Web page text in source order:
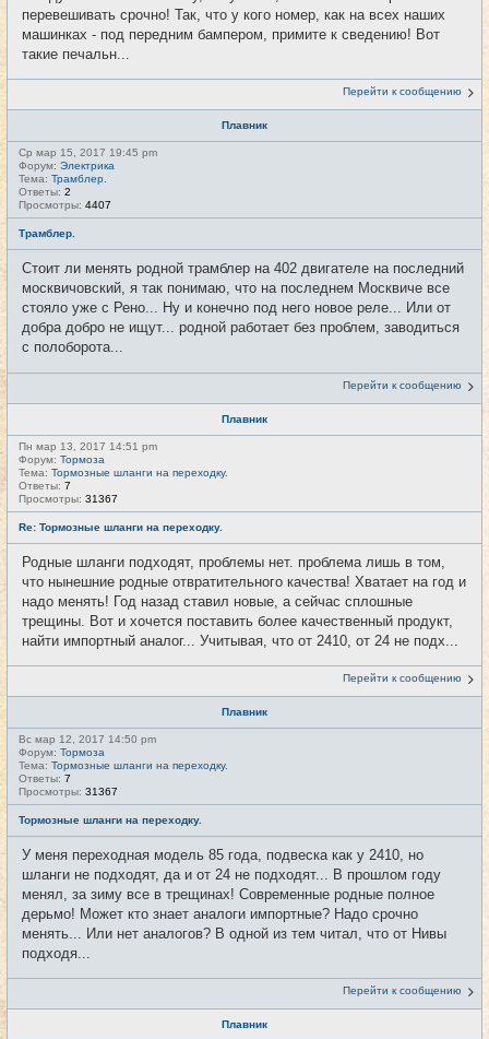
перевешивать срочно! Так, что у кого номер, как на всех наших
машинках - под передним бампером, примите к сведению! Вот
такие печальн...
Перейти к сообщению
Плавник
Ср мар 15, 2017 19:45 pm
Форум: Электрика
Тема: Трамблер.
Ответы: 2
Просмотры: 4407
Трамблер.
Стоит ли менять родной трамблер на 402 двигателе на последний
москвичовский, я так понимаю, что на последнем Москвиче все
стояло уже с Рено... Ну и конечно под него новое реле... Или от
добра добро не ищут... родной работает без проблем, заводиться
с полоборота...
Перейти к сообщению
Плавник
Пн мар 13, 2017 14:51 pm
Форум: Тормоза
Тема: Тормозные шланги на переходку.
Ответы: 7
Просмотры: 31367
Re: Тормозные шланги на переходку.
Родные шланги подходят, проблемы нет. проблема лишь в том,
что нынешние родные отвратительного качества! Хватает на год и
надо менять! Год назад ставил новые, а сейчас сплошные
трещины. Вот и хочется поставить более качественный продукт,
найти импортный аналог... Учитывая, что от 2410, от 24 не подх...
Перейти к сообщению
Плавник
Вс мар 12, 2017 14:50 pm
Форум: Тормоза
Тема: Тормозные шланги на переходку.
Ответы: 7
Просмотры: 31367
Тормозные шланги на переходку.
У меня переходная модель 85 года, подвеска как у 2410, но
шланги не подходят, да и от 24 не подходят... В прошлом году
менял, за зиму все в трещинах! Современные родные полное
дерьмо! Может кто знает аналоги импортные? Надо срочно
менять... Или нет аналогов? В одной из тем читал, что от Нивы
подходя...
Перейти к сообщению
Плавник